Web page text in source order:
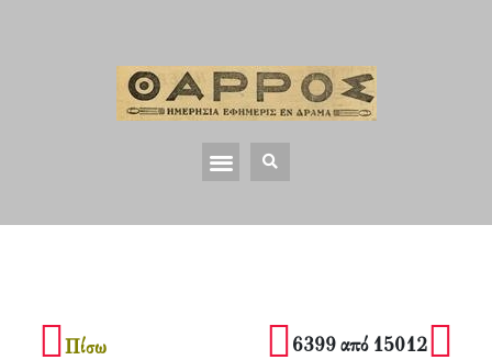
Πίσω 6399 από 15012